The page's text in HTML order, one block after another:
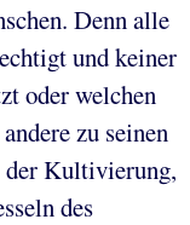
Denn alle
und keiner
oder welchen
zu seinen
der Kultivierung,
des